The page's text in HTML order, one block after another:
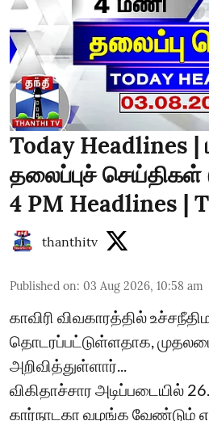
Today Headlines
தலைப்புச் செய்திகள்
4 PM Headlines |
thanthitv
Published on: 03 Aug 2026, 10:58 am
காவிரி விவகாரத்தில்
தொடரப்பட்டுள்ளதாக,
அறிவித்துள்ளார்...
விகிதாச்சார அடிப்படையில்
கார்நாடகா வழங்க வேண்டும்